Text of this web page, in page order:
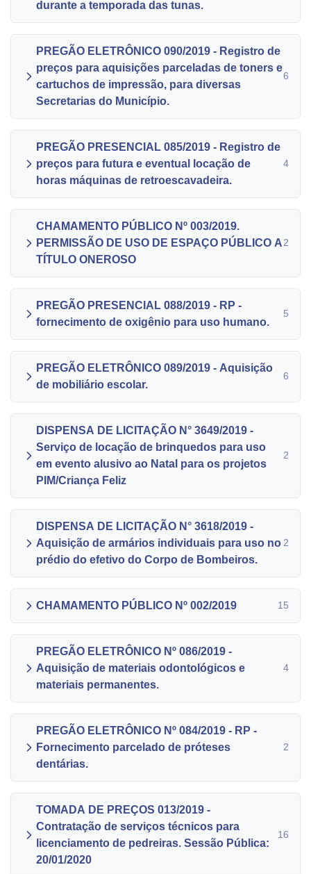
durante a temporada das tunas.
PREGÃO ELETRÔNICO 090/2019 - Registro de
preços para aquisições parceladas de toners e
cartuchos de impressão, para diversas
Secretarias do Município.
6
PREGÃO PRESENCIAL 085/2019 - Registro de
preços para futura e eventual locação de
horas máquinas de retroescavadeira.
4
CHAMAMENTO PÚBLICO Nº 003/2019.
PERMISSÃO DE USO DE ESPAÇO PÚBLICO A
TÍTULO ONEROSO
2
PREGÃO PRESENCIAL 088/2019 - RP -
fornecimento de oxigênio para uso humano.
5
PREGÃO ELETRÔNICO 089/2019 - Aquisição
de mobiliário escolar.
6
DISPENSA DE LICITAÇÃO N° 3649/2019 -
Serviço de locação de brinquedos para uso
em evento alusivo ao Natal para os projetos
PIM/Criança Feliz
2
DISPENSA DE LICITAÇÃO N° 3618/2019 -
Aquisição de armários individuais para uso no
prédio do efetivo do Corpo de Bombeiros.
2
CHAMAMENTO PÚBLICO Nº 002/2019 15
PREGÃO ELETRÔNICO Nº 086/2019 -
Aquisição de materiais odontológicos e
materiais permanentes.
4
PREGÃO ELETRÔNICO Nº 084/2019 - RP -
Fornecimento parcelado de próteses
dentárias.
2
TOMADA DE PREÇOS 013/2019 -
Contratação de serviços técnicos para
licenciamento de pedreiras. Sessão Pública:
20/01/2020
16